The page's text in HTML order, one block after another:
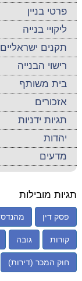
פרטי בניין
ליקויי בנייה
תקנים ישראליים
רישוי הבנייה
בית משותף
אזכורים
תגיות ידניות
יהדות
מדעים
תגיות מובילות
פסק דין מהנדס
קורות גובה
חוק המכר (דירות)